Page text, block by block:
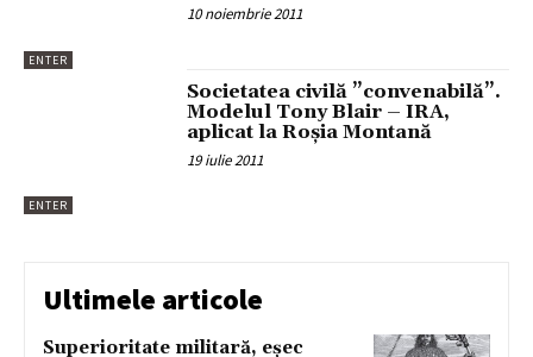
ENTER
10 noiembrie 2011
ENTER
Societatea civilă ”convenabilă”.
Modelul Tony Blair – IRA,
aplicat la Roșia Montană
19 iulie 2011
Ultimele articole
Superioritate militară, eșec